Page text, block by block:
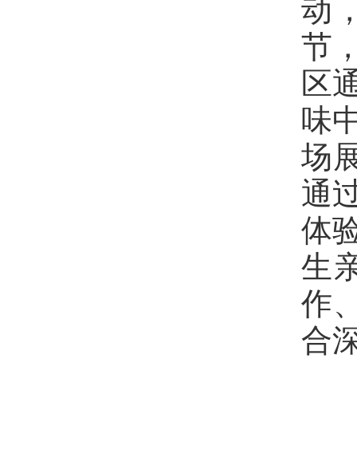
节
区
味
场
通
体
生
作
合